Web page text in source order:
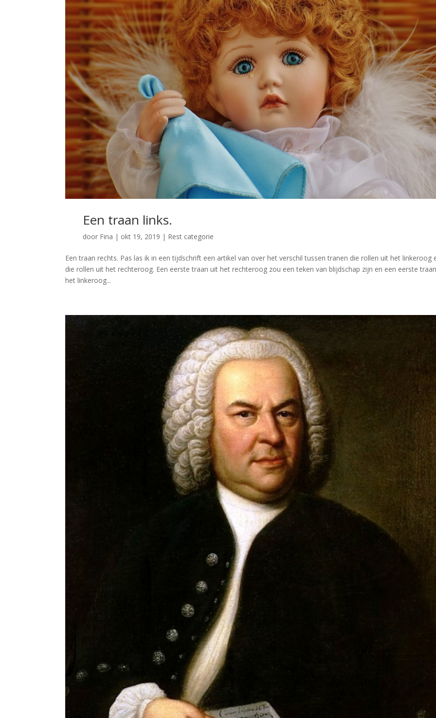
Een traan links.
door Fina | okt 19, 2019 | Rest categorie
Een traan rechts. Pas las ik in een tijdschrift een artikel van over het verschil tussen tranen die rollen uit het linkeroog
die rollen uit het rechteroog. Een eerste traan uit het rechteroog zou een teken van blijdschap zijn en een eerste
het linkeroog...